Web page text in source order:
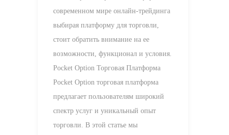
современном мире онлайн-трейдинга
выбирая платформу для торговли,
стоит обратить внимание на ее
возможности, функционал и условия.
Pocket Option Торговая Платформа
Pocket Option торговая платформа
предлагает пользователям широкий
спектр услуг и уникальный опыт
торговли. В этой статье мы